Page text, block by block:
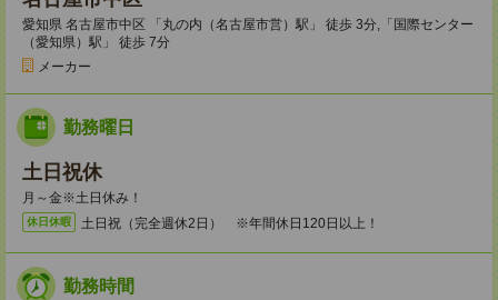
愛知県 名古屋市中区 「丸の内（名古屋市営）駅」 徒歩 3分,「国際センター
（愛知県）駅」 徒歩 7分
メーカー
勤務曜日
土日祝休
月～金※土日休み！
休日休暇 土日祝（完全週休2日） ※年間休日120日以上！
勤務時間